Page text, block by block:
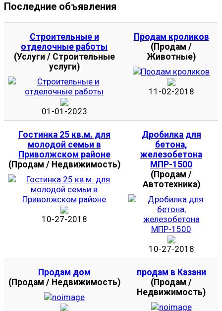
Последние объявления
Строительные и
отделочные работы
(Услуги / Строительные
услуги)
01-01-2023
Продам кроликов
(Продам /
Животные)
11-02-2018
Гостинка 25 кв.м. для
молодой семьи в
Приволжском районе
(Продам / Недвижимость)
10-27-2018
Дробилка для
бетона,
железобетона
МПР-1500
(Продам /
Автотехника)
10-27-2018
Продам дом
(Продам / Недвижимость)
продам в Казани
(Продам /
Недвижимость)